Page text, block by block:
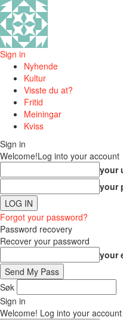
Sign in
Nyhende
Kultur
Visste du at?
Fritid
Meiningar
Kviss
Sign in
Welcome!Log into your account
your
your
Forgot your password?
Password recovery
Recover your password
your
Søk
Sign in
Welcome! Log into your account